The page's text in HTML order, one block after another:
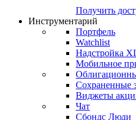
Попробуйте
Откройте
Получить
Инструментарий
Портфель
Watchlist
Надстройка
Мобильное